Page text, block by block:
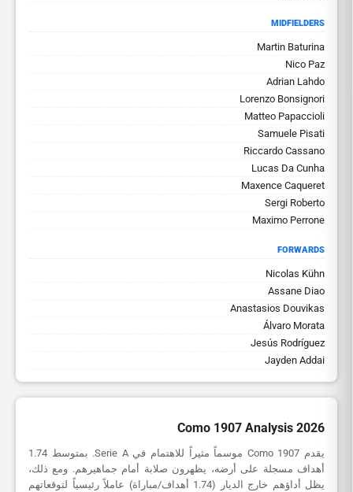
MIDFIELDERS
Martin Baturina
Nico Paz
Adrian Lahdo
Lorenzo Bonsignori
Matteo Papaccioli
Samuele Pisati
Riccardo Cassano
Lucas Da Cunha
Maxence Caqueret
Sergi Roberto
Maximo Perrone
FORWARDS
Nicolas Kühn
Assane Diao
Anastasios Douvikas
Álvaro Morata
Jesús Rodríguez
Jayden Addai
Como 1907 Analysis 2026
يقدم Como 1907 موسماً مثيراً للاهتمام في Serie A. بمتوسط 1.74
أهداف مسجلة على أرضه، يظهرون صلابة أمام جماهيرهم. ومع ذلك،
يظل أداؤهم خارج الديار (1.74 أهداف/مباراة) عاملاً رئيسياً لتوقعاتهم